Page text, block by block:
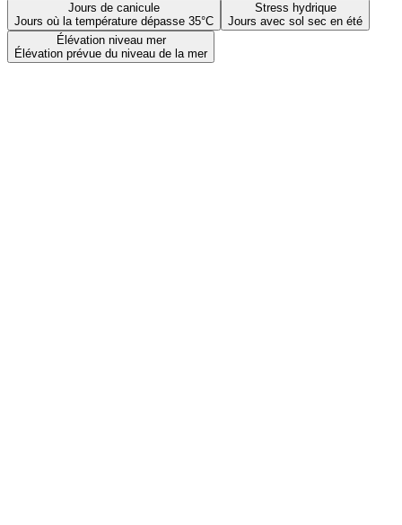
Jours de canicule
Jours où la température dépasse 35°C
Stress hydrique
Jours avec sol sec en été
Élévation niveau mer
Élévation prévue du niveau de la mer